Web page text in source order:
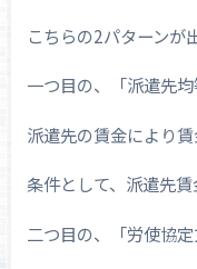
こちらの2パターンが
一つ目の、「派遣先均
派遣先の賃金により賃
条件として、派遣先賃
二つ目の、「労使協定